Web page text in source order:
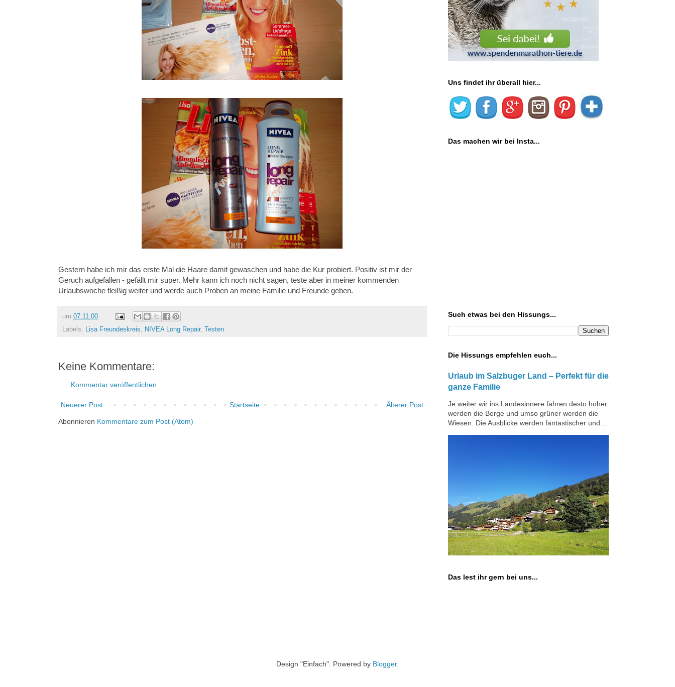
Gestern habe ich mir das erste Mal die Haare damit gewaschen und habe die Kur probiert. Positiv ist mir der
Geruch aufgefallen - gefällt mir super. Mehr kann ich noch nicht sagen, teste aber in meiner kommenden
Urlaubswoche fleißig weiter und werde auch Proben an meine Familie und Freunde geben.
um 07:11:00
Labels: Lisa Freundeskreis, NIVEA Long Repair, Testen
Keine Kommentare:
Kommentar veröffentlichen
Neuerer Post Älterer Post
Startseite
Abonnieren Kommentare zum Post (Atom)
Uns findet ihr überall hier...
Das machen wir bei Insta...
Such etwas bei den Hissungs...
Die Hissungs empfehlen euch...
Urlaub im Salzbuger Land – Perfekt für die
ganze Familie
Je weiter wir ins Landesinnere fahren desto höher
werden die Berge und umso grüner werden die
Wiesen. Die Ausblicke werden fantastischer und...
Das lest ihr gern bei uns...
Design "Einfach". Powered by Blogger.